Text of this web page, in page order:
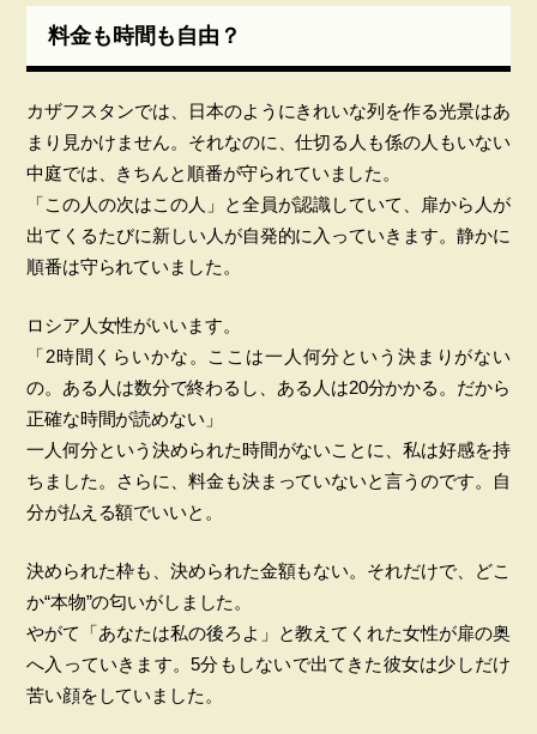
料金も時間も自由？
カザフスタンでは、日本のようにきれいな列を作る光景はあ
まり見かけません。それなのに、仕切る人も係の人もいない
中庭では、きちんと順番が守られていました。
「この人の次はこの人」と全員が認識していて、扉から人が
出てくるたびに新しい人が自発的に入っていきます。静かに
順番は守られていました。
ロシア人女性がいいます。
「2時間くらいかな。ここは一人何分という決まりがない
の。ある人は数分で終わるし、ある人は20分かかる。だから
正確な時間が読めない」
一人何分という決められた時間がないことに、私は好感を持
ちました。さらに、料金も決まっていないと言うのです。自
分が払える額でいいと。
決められた枠も、決められた金額もない。それだけで、どこ
か“本物”の匂いがしました。
やがて「あなたは私の後ろよ」と教えてくれた女性が扉の奥
へ入っていきます。5分もしないで出てきた彼女は少しだけ
苦い顔をしていました。